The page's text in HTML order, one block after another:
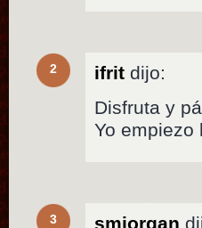
2 ifrit dijo:
Disfruta y
Yo
3 smiorgan